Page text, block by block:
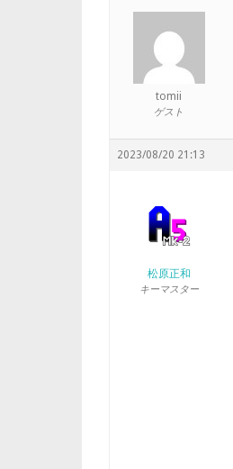
tomii
ゲスト
2023/08/20 21:13
松原正和
キーマスター